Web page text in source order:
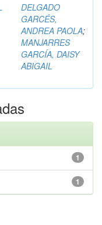
DELGADO
GARCÉS,
ANDREA PAOLA;
MANJARRES
GARCÍA, DAISY
ABIGAIL
1
1